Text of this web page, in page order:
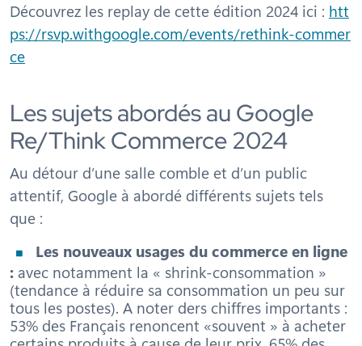
Découvrez les replay de cette édition 2024 ici : htt
ps://rsvp.withgoogle.com/events/rethink-commer
ce
Les sujets abordés au Google
Re/Think Commerce 2024
Au détour d’une salle comble et d’un public
attentif, Google à abordé différents sujets tels
que :
Les nouveaux usages du commerce en ligne
:avec notamment la « shrink-consommation »
(tendance à réduire sa consommation un peu sur
tous les postes). A noter ders chiffres importants :
53% des Français renoncent «souvent » à acheter